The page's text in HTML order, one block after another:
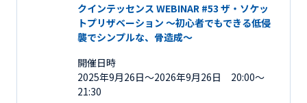
クインテッセンス WEBINAR #53 ザ・ソケッ
トプリザベーション 〜初心者でもできる低侵
襲でシンプルな、骨造成〜
開催日時
2025年9月26日〜2026年9月26日 20:00～
21:30